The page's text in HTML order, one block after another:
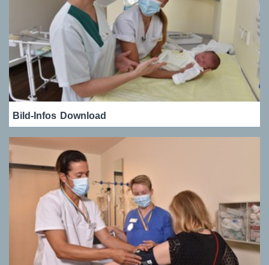
Bild-Infos Download